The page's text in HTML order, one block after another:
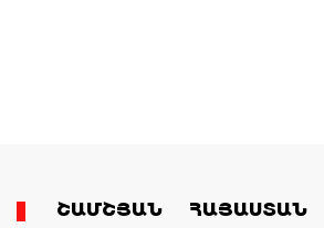
ՇԱՄՇՅԱՆ ՀԱՅԱՍՏԱՆ